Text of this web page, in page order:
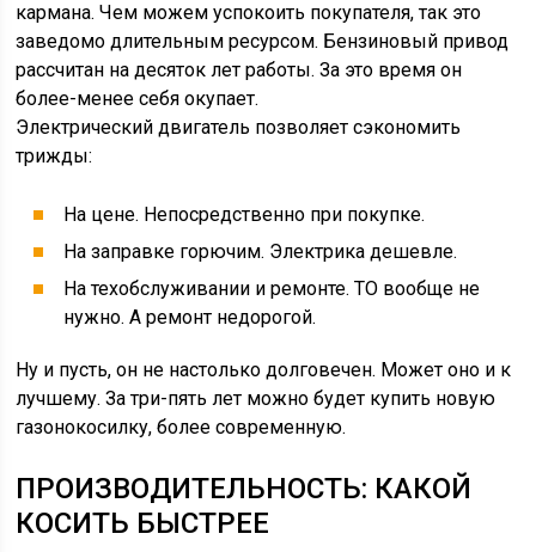
кармана. Чем можем успокоить покупателя, так это
заведомо длительным ресурсом. Бензиновый привод
рассчитан на десяток лет работы. За это время он
более-менее себя окупает.
Электрический двигатель позволяет сэкономить
трижды:
На цене. Непосредственно при покупке.
На заправке горючим. Электрика дешевле.
На техобслуживании и ремонте. ТО вообще не
нужно. А ремонт недорогой.
Ну и пусть, он не настолько долговечен. Может оно и к
лучшему. За три-пять лет можно будет купить новую
газонокосилку, более современную.
ПРОИЗВОДИТЕЛЬНОСТЬ: КАКОЙ
КОСИТЬ БЫСТРЕЕ